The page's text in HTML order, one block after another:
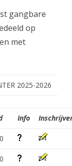
gangbare
op
met
2025-2026
Info